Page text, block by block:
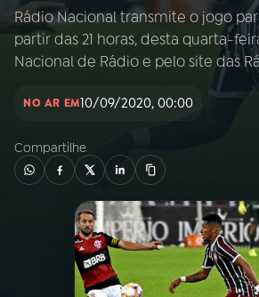
AO VIVO
PROGRAMAS
Rádio Nacional transmite o jogo
partir das 21 horas, desta quarta-
Nacional de Rádio e pelo site das
NO AR EM10/09/2020, 00:00
Compartilhe